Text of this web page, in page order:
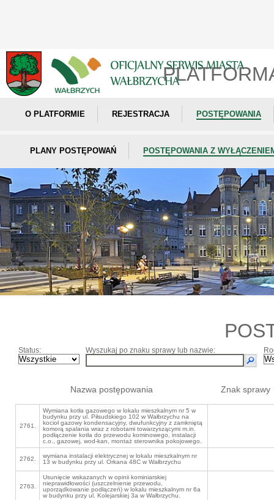
O PLATFORMIE REJESTRACJA POSTĘPOWANIA
PLANY POSTĘPOWAŃ POSTĘPOWANIA Z
Status: Wyszukaj po znaku sprawy lub nazwie:
Nazwa postępowania Znak sprawy
2761.
Wymiana kotła gazowego w lokalu mieszkalnym nr 5 w
budynku przy ul. Piłsudskiego 102 w Wałbrzychu na
kocioł gazowy kondensacyjny, dwufunkcyjny z zamkniętą
komorą spalania wraz z robotami towarzyszącymi m.in.
podłączenie kotła do przewodu kominowego, instalacji
c.o., gazowej, wod-kan, montaż sterownika pokojowego.
2762.
wymiana instalacji elektrycznej w lokalu mieszkalnym nr
13 w budynku przy ul. Orkana 48C w Wałbrzychu
2763.
Usunięcie wskazanych w opinii kominiarskiej
nieprawidłowości (uszczelnienie przewodu,
uporządkowanie podłączeń) w lokalu mieszkalnym nr 6a
w budynku przy ul. Kolejarskiej 3a w Wałbrzychu.